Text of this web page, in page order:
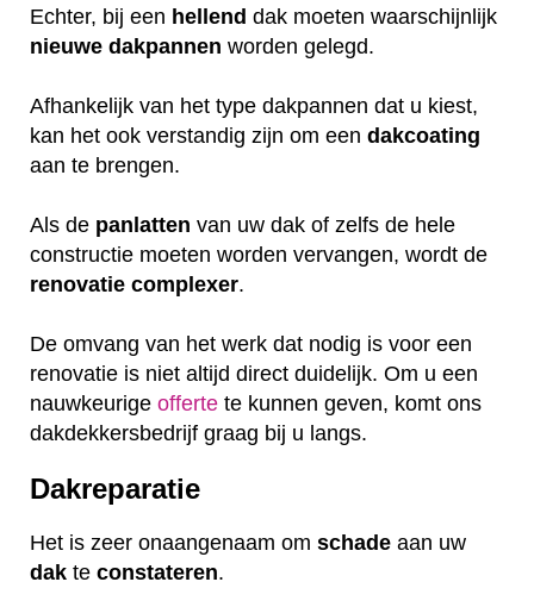
Echter, bij een hellend dak moeten waarschijnlijk
nieuwe dakpannen worden gelegd.
Afhankelijk van het type dakpannen dat u kiest,
kan het ook verstandig zijn om een dakcoating
aan te brengen.
Als de panlatten van uw dak of zelfs de hele
constructie moeten worden vervangen, wordt de
renovatie complexer.
De omvang van het werk dat nodig is voor een
renovatie is niet altijd direct duidelijk. Om u een
nauwkeurige offerte te kunnen geven, komt ons
dakdekkersbedrijf graag bij u langs.
Dakreparatie
Het is zeer onaangenaam om schade aan uw
dak te constateren.